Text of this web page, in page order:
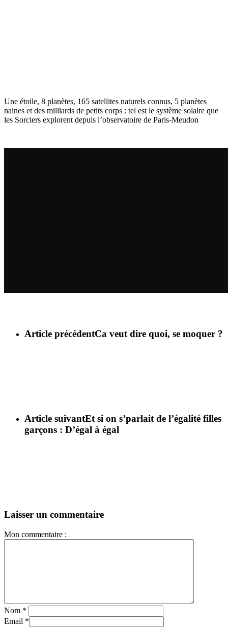
Une étoile, 8 planètes, 165 satellites naturels connus, 5 planètes
naines et des milliards de petits corps : tel est le système solaire que
les Sorciers explorent depuis l’observatoire de Paris-Meudon
Article précédentCa veut dire quoi, se moquer ?
Article suivantEt si on s’parlait de l’égalité filles
garçons : D’égal à égal
Laisser un commentaire
Mon commentaire :
Nom *
Email *